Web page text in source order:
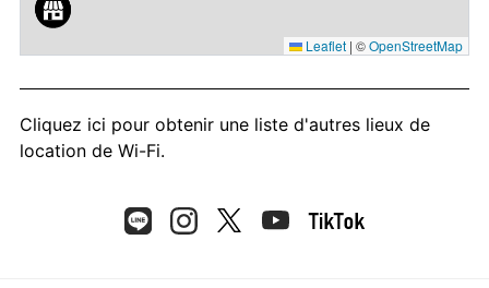
Leaflet | ©OpenStreetMap
Cliquez ici pour obtenir une liste d'autres lieux de
location de Wi-Fi.